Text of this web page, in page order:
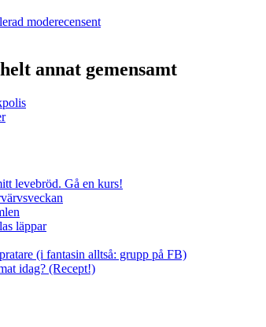
moderecensent
annat gemensamt
levebröd. Gå en kurs!
läppar
(i fantasin alltså: grupp på FB)
idag? (Recept!)